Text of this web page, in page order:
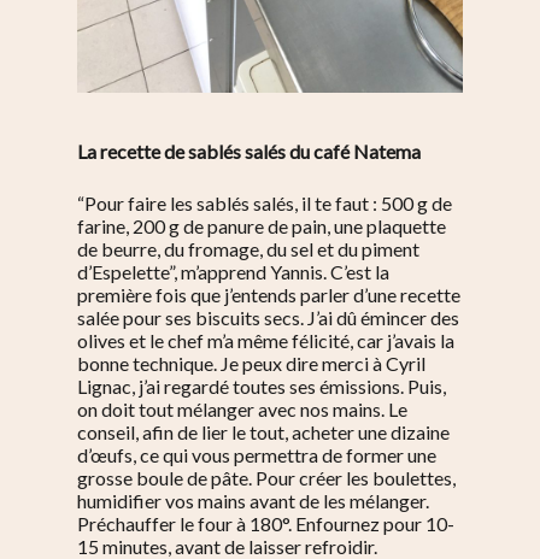
La recette de sablés salés du café Natema
“Pour faire les sablés salés, il te faut : 500 g de
farine, 200 g de panure de pain, une plaquette
de beurre, du fromage, du sel et du piment
d’Espelette”, m’apprend Yannis. C’est la
première fois que j’entends parler d’une recette
salée pour ses biscuits secs. J’ai dû émincer des
olives et le chef m’a même félicité, car j’avais la
bonne technique. Je peux dire merci à Cyril
Lignac, j’ai regardé toutes ses émissions. Puis,
on doit tout mélanger avec nos mains. Le
conseil, afin de lier le tout, acheter une dizaine
d’œufs, ce qui vous permettra de former une
grosse boule de pâte. Pour créer les boulettes,
humidifier vos mains avant de les mélanger.
Préchauffer le four à 180°. Enfournez pour 10-
15 minutes, avant de laisser refroidir.